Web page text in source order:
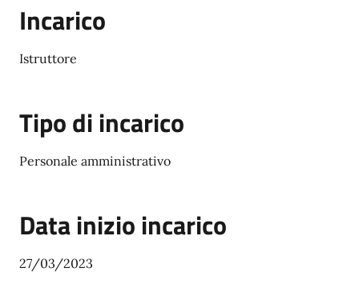
Incarico
Istruttore
Tipo di incarico
Personale amministrativo
Data inizio incarico
27/03/2023